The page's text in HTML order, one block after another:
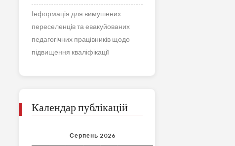
Інформація для вимушених
переселенців та евакуйованих
педагогічних працівників щодо
підвищення кваліфікації
Календар публікацій
Серпень 2026